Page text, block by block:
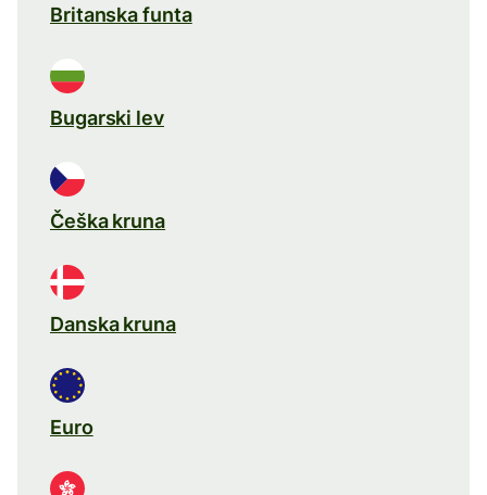
Britanska funta
Bugarski lev
Češka kruna
Danska kruna
Euro